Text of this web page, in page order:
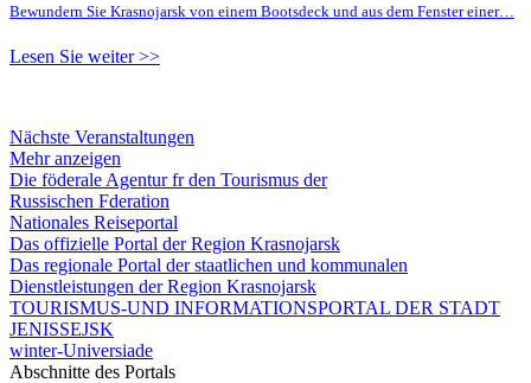
Bewundern Sie Krasnojarsk von einem Bootsdeck und aus dem Fenster einer…
Lesen Sie weiter >>
Nächste Veranstaltungen
Mehr anzeigen
Die föderale Agentur fr den Tourismus der
Russischen Fderation
Nationales Reiseportal
Das offizielle Portal der Region Krasnojarsk
Das regionale Portal der staatlichen und kommunalen
Dienstleistungen der Region Krasnojarsk
TOURISMUS-UND INFORMATIONSPORTAL DER STADT
JENISSEJSK
winter-Universiade
Abschnitte des Portals